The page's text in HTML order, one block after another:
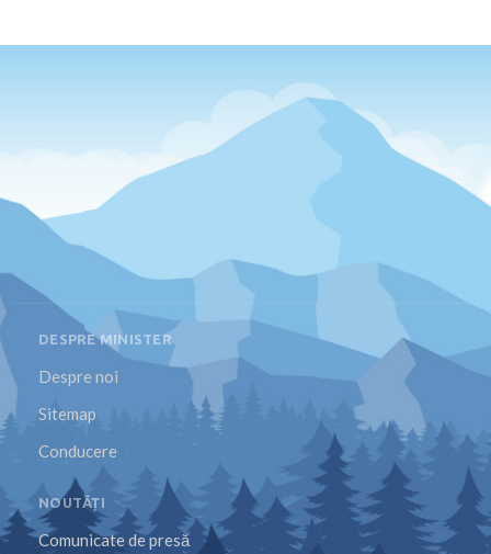
DESPRE MINISTER
Despre noi
Sitemap
Conducere
NOUTĂȚI
Comunicate de presă